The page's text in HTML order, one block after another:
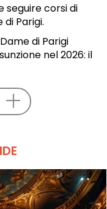
seguire corsi di
Parigi.
di Parigi
nel 2026: il